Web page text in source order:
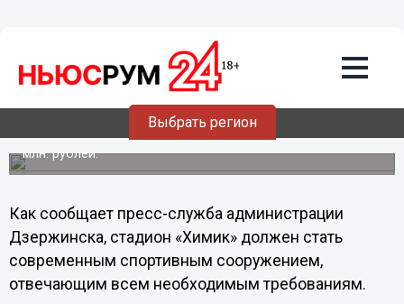
Выбрать регион
Стадион «Химик» в Дзержинске
Нижегородской области планируется
реконструировать
Затраты на реконструкцию стадиона составят около 700
млн. рублей.
Как сообщает пресс-служба администрации
Дзержинска, стадион «Химик» должен стать
современным спортивным сооружением,
отвечающим всем необходимым требованиям.